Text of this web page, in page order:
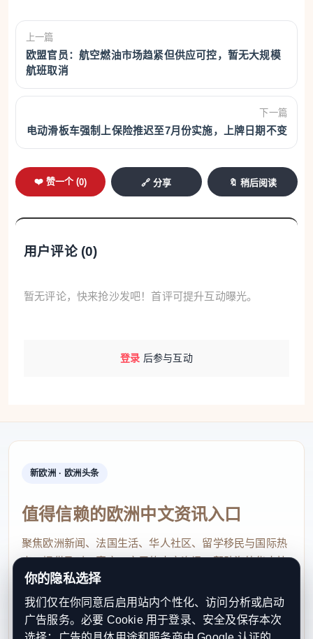
上一篇
欧盟官员：航空燃油市场趋紧但供应可控，暂无大规模
航班取消
下一篇
电动滑板车强制上保险推迟至7月份实施，上牌日期不变
❤️ 赞一个 (0) 🔗 分享 🔖 稍后阅读
用户评论 (0)
暂无评论，快来抢沙发吧！首评可提升互动曝光。
登录 后参与互动
新欧洲 · 欧洲头条
值得信赖的欧洲中文资讯入口
聚焦欧洲新闻、法国生活、华人社区、留学移民与国际热
点，提供及时、真实、实用的中文资讯，帮助海外华人快
速了解欧洲动态。
contact@xinouzhou.com
服务支持、版权与合作：工作日优先处理站务、投稿与权
你的隐私选择
我们仅在你同意后启用站内个性化、访问分析或启动
广告服务。必要 Cookie 用于登录、安全及保存本次